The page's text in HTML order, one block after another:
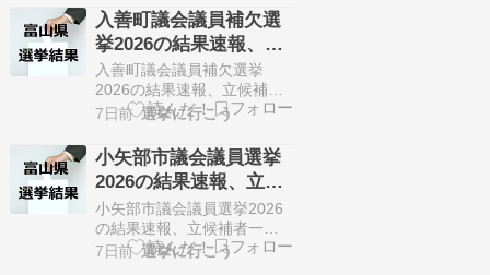
た。 定数1人に対して3人が
立候補しています。 8月2日
に投開票の予定です。 今回
の記事はこの長瀞町長選挙
の立候補者、選挙結果速報
情報をまとめていきます。
入善町議会議員補欠選
挙2026の結果速報、立
候補者一覧（8月2日、
富山県）・無投票
入善町議会議員補欠選挙
2026の結果速報、立候補者
一覧 入善町議会議員の欠員
選挙が7月28日に告知されま
した。 定数2人に対して2人
が立候補しています。 8月2
日に投開票の予定でしたが
立候補者が定数以下だった
ので無投票での当選が確定
7日前 選挙に行こう
小矢部市議会議員選挙
2026の結果速報、立候
補者一覧（8月2日、富
山県）・無投票
小矢部市議会議員選挙2026
の結果速報、立候補者一覧
任期満了に伴う小矢部市議
7日前 選挙に行こう